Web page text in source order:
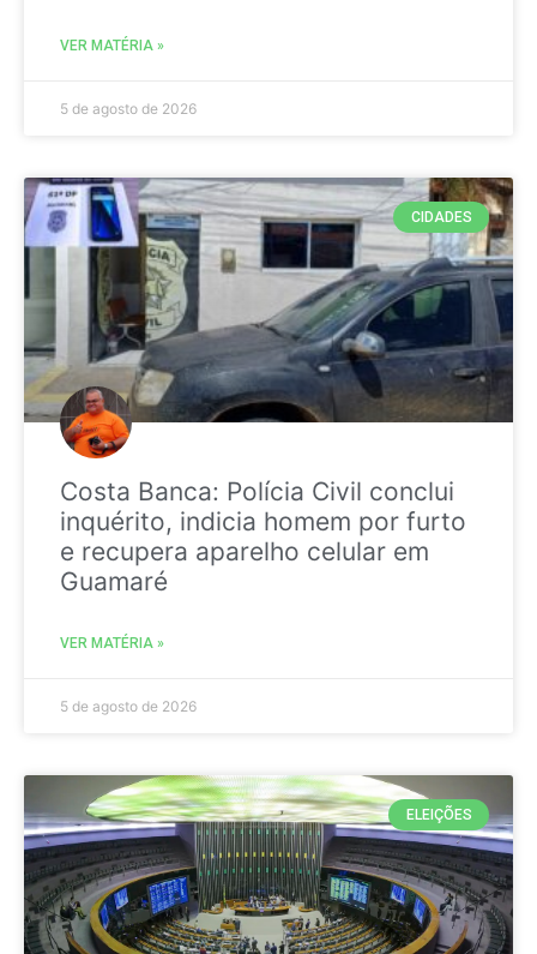
VER MATÉRIA »
5 de agosto de 2026
CIDADES
Costa Banca: Polícia Civil conclui
inquérito, indicia homem por furto
e recupera aparelho celular em
Guamaré
VER MATÉRIA »
5 de agosto de 2026
ELEIÇÕES